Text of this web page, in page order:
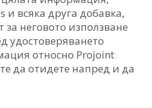
и всяка друга добавка,
неговото използване
удостоверяването
относно Projoint
да отидете напред и да